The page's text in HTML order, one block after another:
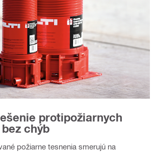
protipožiarnych
chýb
požiarne tesnenia smerujú na